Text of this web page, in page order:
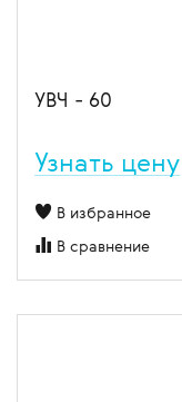
УВЧ - 60
Узнать цену
В избранное
В сравнение